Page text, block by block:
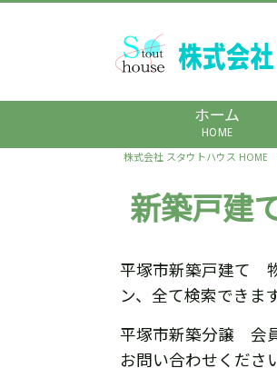
ホーム
HOME
株式会社 スタウトハウス HOME
新築戸建
平塚市新築戸建て
ン、全て検索できます
平塚市新築分譲 会
お問い合わせくださ